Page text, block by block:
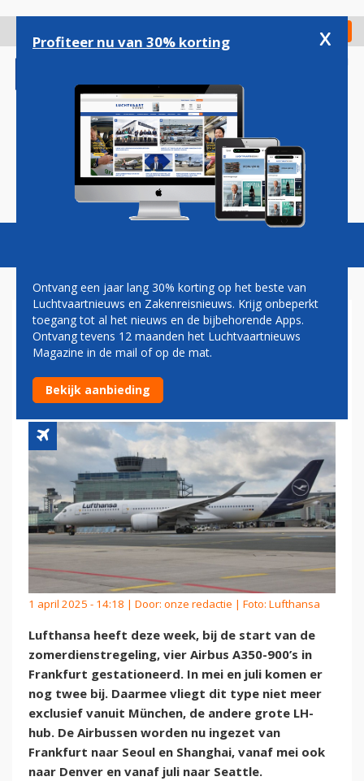
gaan
Check in
Magazine Podcasts Vacatures
LUFTHANSA ZET AIRBUS
A350'S NU TIJDELIJK OOK
VANAF FRANKFURT IN
1 april 2025 - 14:18 | Door: onze redactie | Foto: Lufthansa
Lufthansa heeft deze week, bij de start van de
zomerdienstregeling, vier Airbus A350-900’s in
Frankfurt gestationeerd. In mei en juli komen er
nog twee bij. Daarmee vliegt dit type niet meer
exclusief vanuit München, de andere grote LH-
hub. De Airbussen worden nu ingezet van
Frankfurt naar Seoul en Shanghai, vanaf mei ook
naar Denver en vanaf juli naar Seattle.
Profiteer nu van 30% korting x
Ontvang een jaar lang 30% korting op het beste van
Luchtvaartnieuws en Zakenreisnieuws. Krijg onbeperkt
toegang tot al het nieuws en de bijbehorende Apps.
Ontvang tevens 12 maanden het Luchtvaartnieuws
Magazine in de mail of op de mat.
Bekijk aanbieding